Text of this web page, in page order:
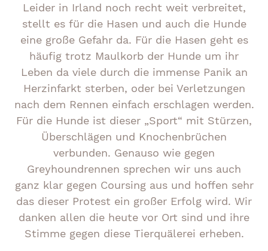
Leider in Irland noch recht weit verbreitet,
stellt es für die Hasen und auch die Hunde
eine große Gefahr da. Für die Hasen geht es
häufig trotz Maulkorb der Hunde um ihr
Leben da viele durch die immense Panik an
Herzinfarkt sterben, oder bei Verletzungen
nach dem Rennen einfach erschlagen werden.
Für die Hunde ist dieser „Sport“ mit Stürzen,
Überschlägen und Knochenbrüchen
verbunden. Genauso wie gegen
Greyhoundrennen sprechen wir uns auch
ganz klar gegen Coursing aus und hoffen sehr
das dieser Protest ein großer Erfolg wird. Wir
danken allen die heute vor Ort sind und ihre
Stimme gegen diese Tierquälerei erheben.